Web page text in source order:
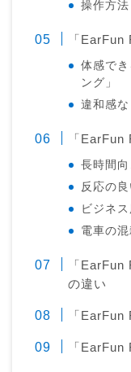
操作方法
「
体感で
ング」
違和感な
「
長時間向
反応の
ビジネ
電車の
「
の違い
「
「